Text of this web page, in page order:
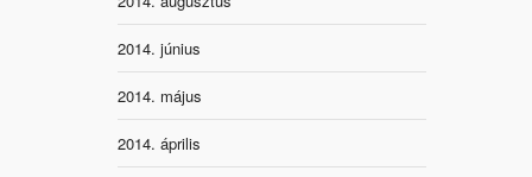
2014. június
2014. május
2014. április